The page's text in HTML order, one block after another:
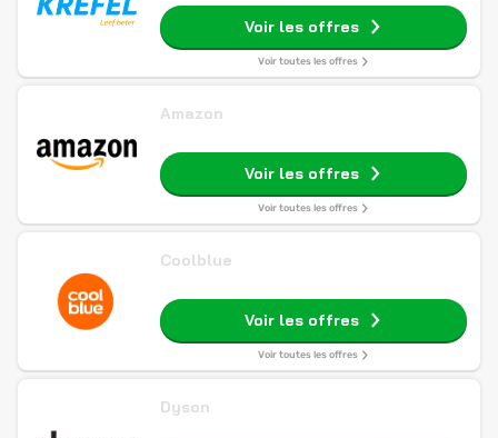
Voir les offres
Voir toutes les offres
Amazon
Voir les offres
Voir toutes les offres
Coolblue
Voir les offres
Voir toutes les offres
Dyson